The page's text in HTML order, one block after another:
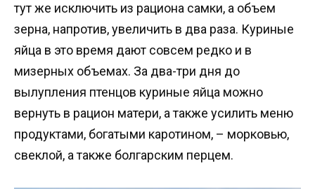
тут же исключить из рациона самки, а объем
зерна, напротив, увеличить в два раза. Куриные
яйца в это время дают совсем редко и в
мизерных объемах. За два-три дня до
вылупления птенцов куриные яйца можно
вернуть в рацион матери, а также усилить меню
продуктами, богатыми каротином, – морковью,
свеклой, а также болгарским перцем.